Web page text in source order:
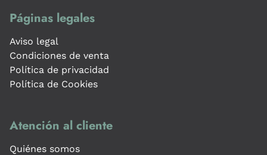
Páginas legales
Aviso legal
Condiciones de venta
Política de privacidad
Política de Cookies
Atención al cliente
Quiénes somos